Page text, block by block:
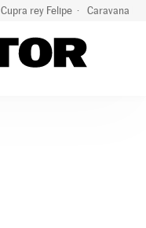
Cupra rey Felipe Caravana